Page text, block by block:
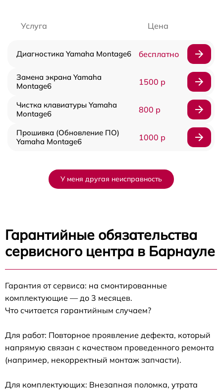
Услуга Цена
Диагностика Yamaha Montage6 бесплатно
Замена экрана Yamaha
Montage6
1500 р
Чистка клавиатуры Yamaha
Montage6
800 р
Прошивка (Обновление ПО)
Yamaha Montage6
1000 р
У меня другая неисправность
Гарантийные обязательства
сервисного центра в Барнауле
Гарантия от сервиса: на смонтированные
комплектующие — до 3 месяцев.
Что считается гарантийным случаем?
Для работ: Повторное проявление дефекта, который
напрямую связан с качеством проведенного ремонта
(например, некорректный монтаж запчасти).
Для комплектующих: Внезапная поломка, утрата